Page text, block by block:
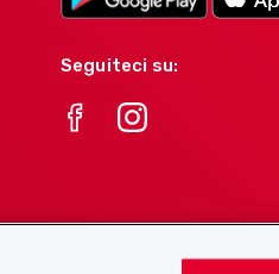
Seguiteci su: